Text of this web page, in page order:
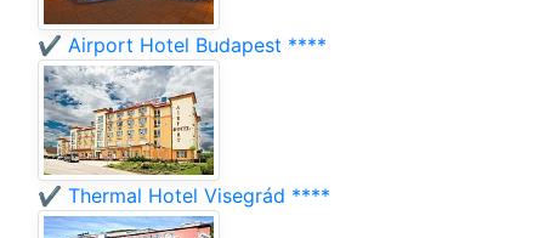
✔️ Airport Hotel Budapest ****
✔️ Thermal Hotel Visegrád ****